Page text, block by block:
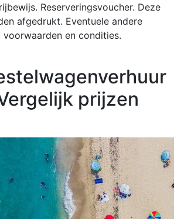
Reserveringsvoucher. Deze
afgedrukt. Eventuele andere
en condities.
prijzen